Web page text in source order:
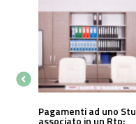
Pagamenti ad uno
associato in un Rtp: